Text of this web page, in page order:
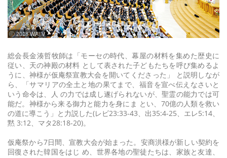
ⓒ 2018 WATV
総会長金湊哲牧師は「モーセの時代、幕屋の材料を集めた歴史に
従い、天の神殿の材料 として表された子どもたちを呼び集めるよ
うに、神様が仮庵祭宣教大会を開いてくださった」 と説明しなが
ら、「サマリアの全土と地の果てまで、福音を宣べ伝えなさいと
いう命令は、人 の力では成し遂げられないが、聖霊の能力では可
能だ。神様から来る御力と能力を身にま とい、70億の人類を救い
の道に導こう」と力説した(レビ23:33-43、出35:4-25、エレ5:14、
黙 3:12、マタ28:18-20)。
仮庵祭から7日間、宣教大会が始まった。安商洪様が新しい契約を
回復された韓国をはじ め、世界各地の聖徒たちは、家族と友達、